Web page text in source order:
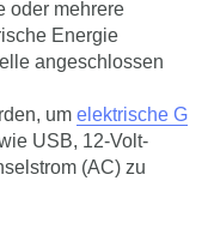
oder mehrere
Energie
angeschlossen
um elektrische G
USB, 12-Volt-
(AC) zu